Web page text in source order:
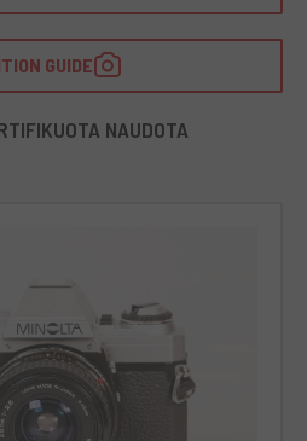
GUIDE
NAUDOTA